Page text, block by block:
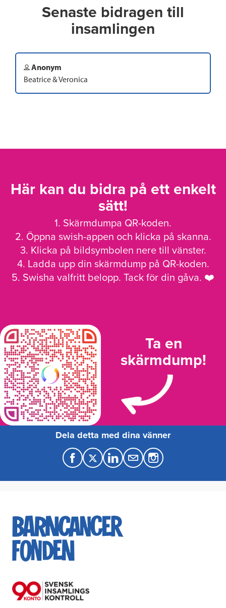
Senaste bidragen till
insamlingen
Anonym
Beatrice & Veronica
Här kan du bidra på ett enkelt
sätt!
1. Skärmdumpa QR-koden.
2. Öppna swish-appen och klicka på skanna.
3. Klicka på bildsymbolen nere till vänster.
4. Ladda upp din skärmdump på QR-koden.
5. Swisha valfritt belopp. Tack för din gåva. ❤️
Ta en
skärmdump!
Dela detta med dina vänner
F
a
e
b
k
T
w
t
t
L
i
k
e
M
a